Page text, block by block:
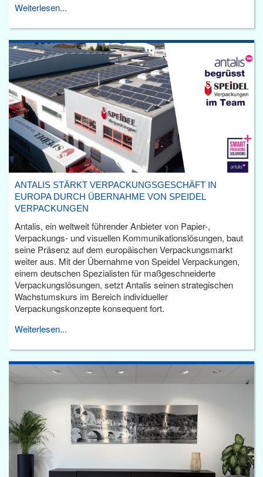
Weiterlesen...
ANTALIS STÄRKT VERPACKUNGSGESCHÄFT IN
EUROPA DURCH ÜBERNAHME VON SPEIDEL
VERPACKUNGEN
Antalis, ein weltweit führender Anbieter von Papier-,
Verpackungs- und visuellen Kommunikationslösungen, baut
seine Präsenz auf dem europäischen Verpackungsmarkt
weiter aus. Mit der Übernahme von Speidel Verpackungen,
einem deutschen Spezialisten für maßgeschneiderte
Verpackungslösungen, setzt Antalis seinen strategischen
Wachstumskurs im Bereich individueller
Verpackungskonzepte konsequent fort.
Weiterlesen...